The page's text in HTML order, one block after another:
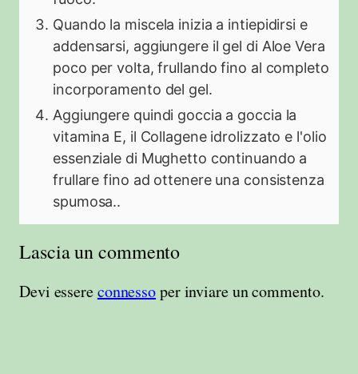
Quando la miscela inizia a intiepidirsi e
addensarsi, aggiungere il gel di Aloe Vera
poco per volta, frullando fino al completo
incorporamento del gel.
Aggiungere quindi goccia a goccia la
vitamina E, il Collagene idrolizzato e l'olio
essenziale di Mughetto continuando a
frullare fino ad ottenere una consistenza
spumosa..
Lascia un commento
Devi essereconnessoper inviare un commento.